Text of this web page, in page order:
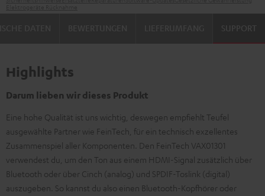
SUPPORT
Highlights
Darum lieben wir dieses Produkt
Eine hohe Qualität ist uns wichtig, deswegen empfiehlt Teufel
ausgewählte Partner wie FeinTech, für ein technisch exzellentes
Zusammenspiel aller Komponenten. Den FeinTech VAX01301
verwendest du, um den Ton aus einem HDMI-Signal zusätzlich über
Bluetooth oder über Cinch (analog) und SPDIF-Toslink (digital)
auszugeben. So kannst du also einen Bluetooth-Kopfhörer oder